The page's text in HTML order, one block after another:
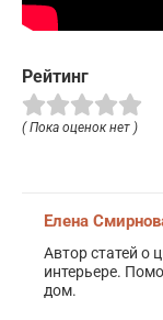
Рейтинг
( Пока оценок нет )
Елена
Автор статей о
интерьере.
дом.